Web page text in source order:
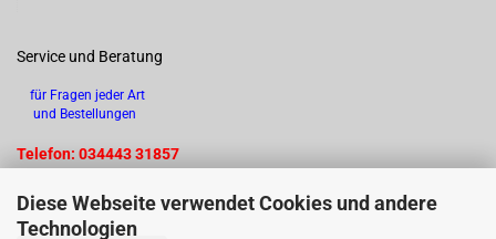
Diese Webseite verwendet Cookies und andere
Technologien
Service und Beratung
für Fragen jeder Art
und Bestellungen
Telefon: 034443 31857